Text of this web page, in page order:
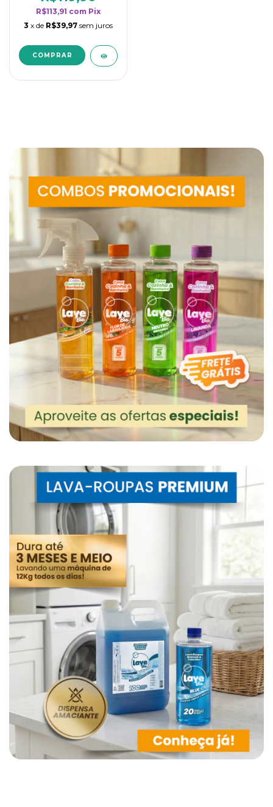
R$113,91 com Pix
3 x de R$39,97 sem juros